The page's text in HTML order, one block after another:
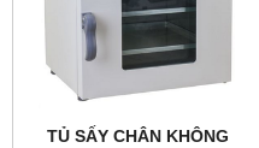
TỦ SẤY CHÂN KHÔNG